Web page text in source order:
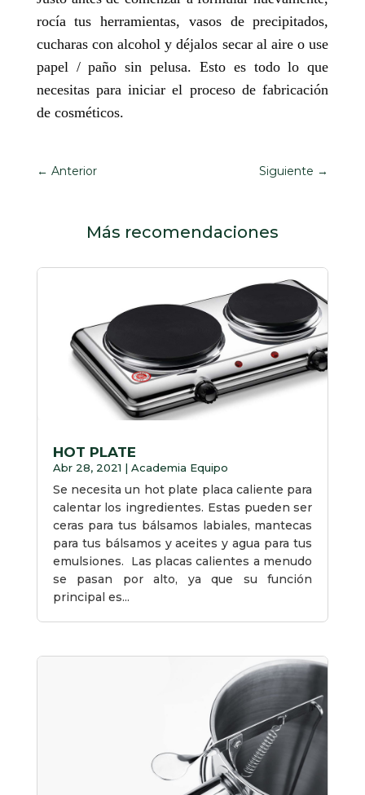
rocía tus herramientas, vasos de precipitados,
cucharas con alcohol y déjalos secar al aire o use
papel / paño sin pelusa. Esto es todo lo que
necesitas para iniciar el proceso de fabricación
de cosméticos.
← Anterior Siguiente →
Más recomendaciones
HOT PLATE
Abr 28, 2021 | Academia Equipo
Se necesita un hot plate placa caliente para
calentar los ingredientes. Estas pueden ser
ceras para tus bálsamos labiales, mantecas
para tus bálsamos y aceites y agua para tus
emulsiones. Las placas calientes a menudo
se pasan por alto, ya que su función
principal es...